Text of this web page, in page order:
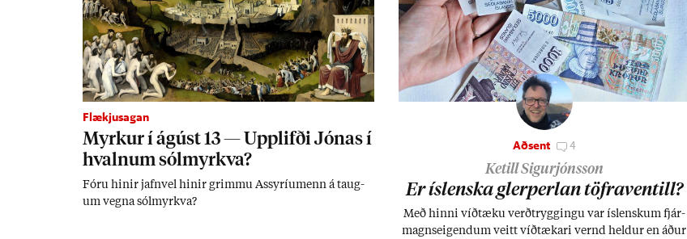
Flækjusagan
Myrk­ur í ág­úst 13 — Upp­lifði Jón­as í
hvaln­um sól­myrkva?
Fóru hinir jafn­vel hinir grimmu Ass­yríu­menn á taug­
um vegna sól­myrkva?
Aðsent
4
Ketill Sigurjónsson
Er ís­lenska glerperl­an töfra­ventill?
Með hinni víð­tæku verð­trygg­ingu var ís­lensk­um fjár­
magns­eig­end­um veitt víð­tæk­ari vernd held­ur en áð­ur